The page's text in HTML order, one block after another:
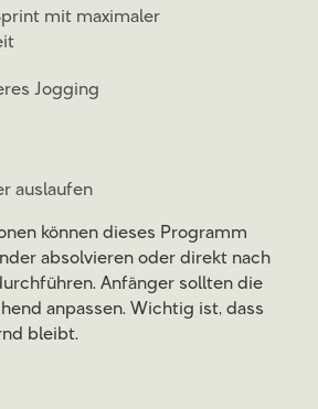
mit maximaler
Jogging
auslaufen
können dieses Programm
absolvieren oder direkt nach
Anfänger sollten die
anpassen. Wichtig ist, dass
bleibt.